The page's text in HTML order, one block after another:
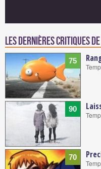
Les dernières critiques de
75
90
70